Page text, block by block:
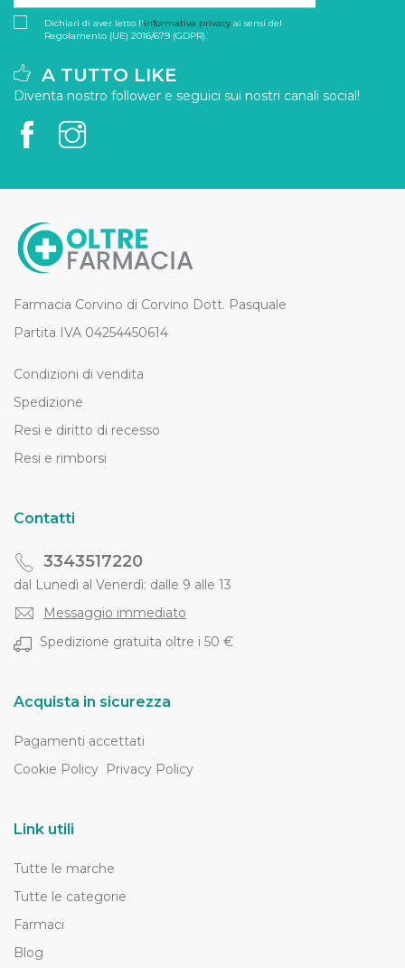
Dichiari di aver letto l'informativa privacyai sensi del
Regolamento (UE) 2016/679 (GDPR).
A TUTTO LIKE
Diventa nostro follower e seguici sui nostri canali social!
Farmacia Corvino di Corvino Dott. Pasquale
Partita IVA 04254450614
Condizioni di vendita
Spedizione
Resi e diritto di recesso
Resi e rimborsi
Contatti
3343517220
dal Lunedì al Venerdì: dalle 9 alle 13
Messaggio immediato
Spedizione gratuita oltre i 50 €
Acquista in sicurezza
Pagamenti accettati
Cookie Policy Privacy Policy
Link utili
Tutte le marche
Tutte le categorie
Farmaci
Blog